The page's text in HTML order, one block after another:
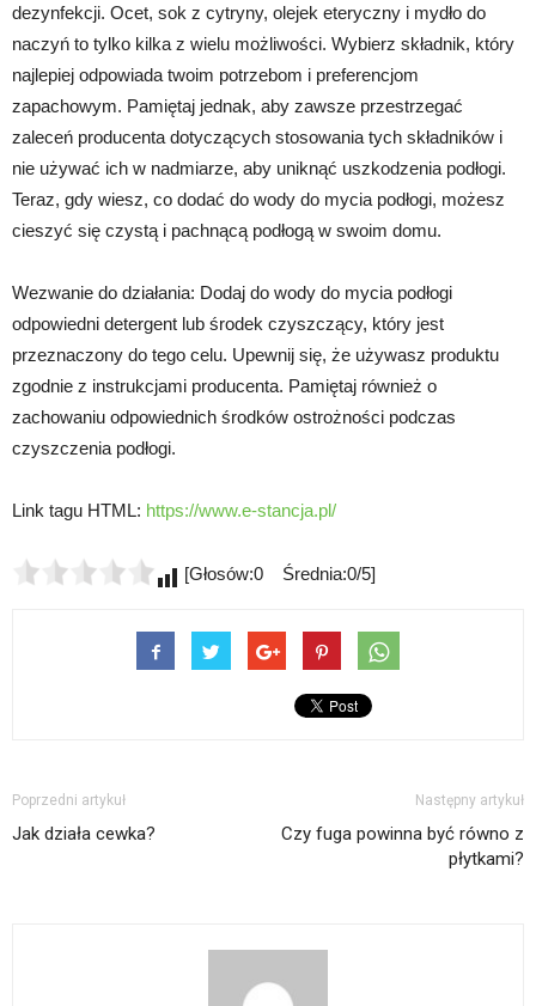
dezynfekcji. Ocet, sok z cytryny, olejek eteryczny i mydło do
naczyń to tylko kilka z wielu możliwości. Wybierz składnik, który
najlepiej odpowiada twoim potrzebom i preferencjom
zapachowym. Pamiętaj jednak, aby zawsze przestrzegać
zaleceń producenta dotyczących stosowania tych składników i
nie używać ich w nadmiarze, aby uniknąć uszkodzenia podłogi.
Teraz, gdy wiesz, co dodać do wody do mycia podłogi, możesz
cieszyć się czystą i pachnącą podłogą w swoim domu.
Wezwanie do działania: Dodaj do wody do mycia podłogi
odpowiedni detergent lub środek czyszczący, który jest
przeznaczony do tego celu. Upewnij się, że używasz produktu
zgodnie z instrukcjami producenta. Pamiętaj również o
zachowaniu odpowiednich środków ostrożności podczas
czyszczenia podłogi.
Link tagu HTML: https://www.e-stancja.pl/
[Głosów:0 Średnia:0/5]
Poprzedni artykuł
Jak działa cewka?
Następny artykuł
Czy fuga powinna być równo z
płytkami?